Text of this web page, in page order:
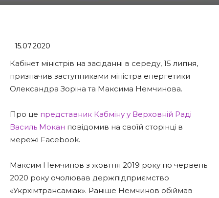
15.07.2020
Кабінет міністрів на засіданні в середу, 15 липня,
призначив заступниками міністра енергетики
Олександра Зоріна та Максима Немчинова.
Про це представник Кабміну у Верховній Раді
Василь Мокан повідомив на своїй сторінці в
мережі Facebook.
Максим Немчинов з жовтня 2019 року по червень
2020 року очолював держпідприємство
«Укрхімтрансаміак». Раніше Немчинов обіймав